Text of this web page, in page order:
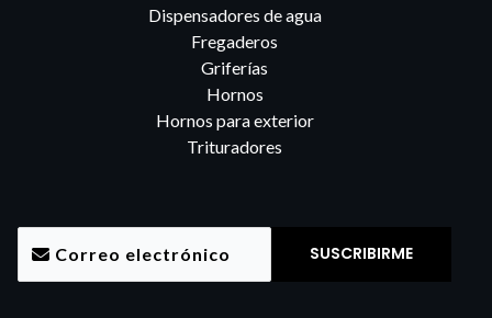
Dispensadores de agua
Fregaderos
Griferías
Hornos
Hornos para exterior
Trituradores